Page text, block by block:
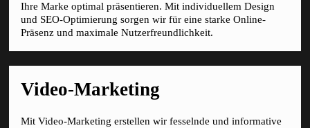
Ihre Marke optimal präsentieren. Mit individuellem Design
und SEO-Optimierung sorgen wir für eine starke Online-
Präsenz und maximale Nutzerfreundlichkeit.
Video-Marketing
Mit Video-Marketing erstellen wir fesselnde und informative